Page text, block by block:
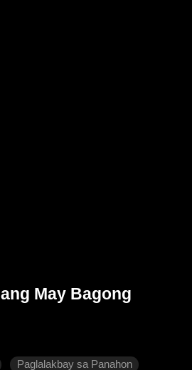
May Bagong
Paglalakbay sa Panahon